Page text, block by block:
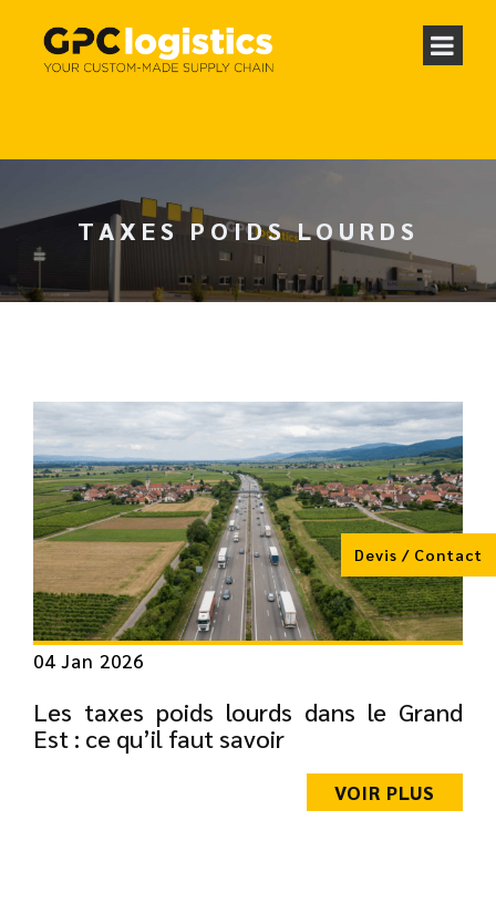
Devis / Contact
TAXES POIDS LOURDS
04 Jan 2026
Les taxes poids lourds dans le Grand
Est : ce qu’il faut savoir
VOIR PLUS